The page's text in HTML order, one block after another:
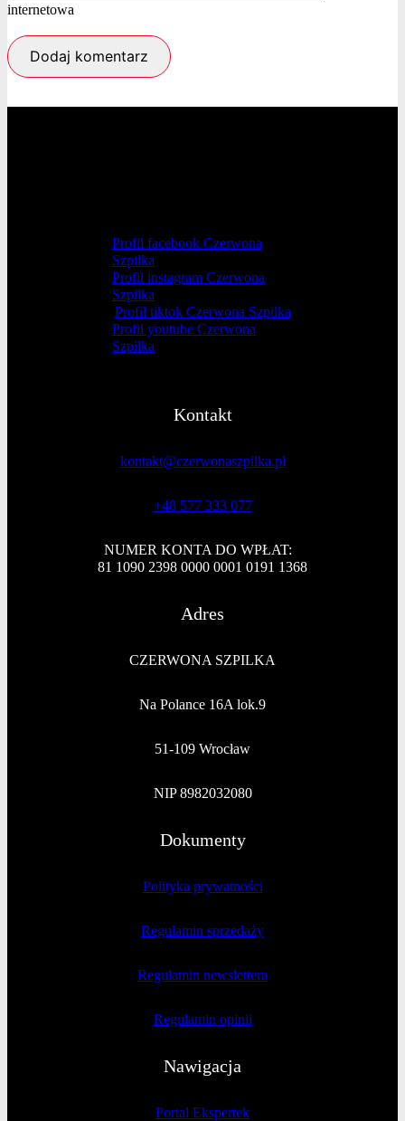
internetowa
Profil facebook Czerwona
Szpilka
Profil instagram Czerwona
Szpilka
Profil tiktok Czerwona Szpilka
Profil youtube Czerwona
Szpilka
Kontakt
kontakt@czerwonaszpilka.pl
+48 577 333 077
NUMER KONTA DO WPŁAT:
81 1090 2398 0000 0001 0191 1368
Adres
CZERWONA SZPILKA
Na Polance 16A lok.9
51-109 Wrocław
NIP 8982032080
Dokumenty
Polityka prywatności
Regulamin sprzedaży
Regulamin newslettera
Regulamin opinii
Nawigacja
Portal Ekspertek